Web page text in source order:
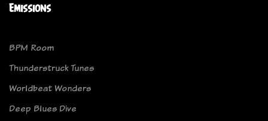
Emissions
BPM Room
Thunderstruck Tunes
Worldbeat Wonders
Deep Blues Dive